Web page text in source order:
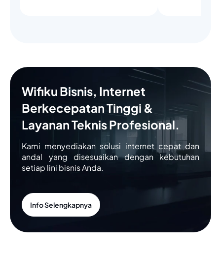
Wifiku Bisnis, Internet
Berkecepatan Tinggi &
Layanan Teknis Profesional.
Kami menyediakan solusi internet cepat dan
andal yang disesuaikan dengan kebutuhan
setiap lini bisnis Anda.
Info Selengkapnya